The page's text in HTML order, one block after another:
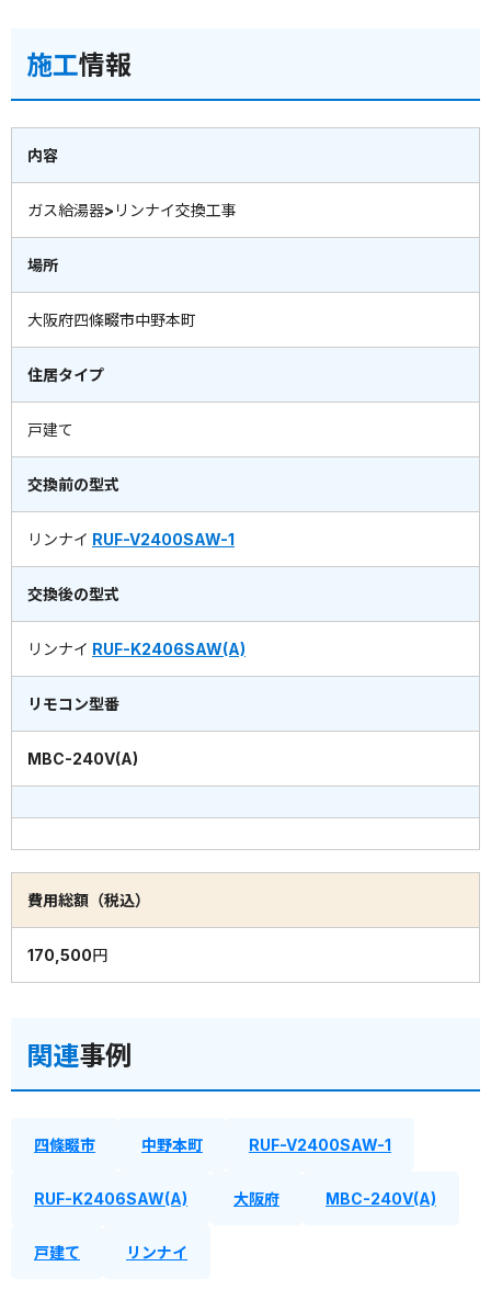
施工情報
内容
ガス給湯器>リンナイ交換工事
場所
大阪府四條畷市中野本町
住居タイプ
戸建て
交換前の型式
リンナイ RUF-V2400SAW-1
交換後の型式
リンナイ RUF-K2406SAW(A)
リモコン型番
MBC-240V(A)
費用総額（税込）
170,500円
関連事例
四條畷市 中野本町 RUF-V2400SAW-1
RUF-K2406SAW(A) 大阪府 MBC-240V(A)
戸建て リンナイ